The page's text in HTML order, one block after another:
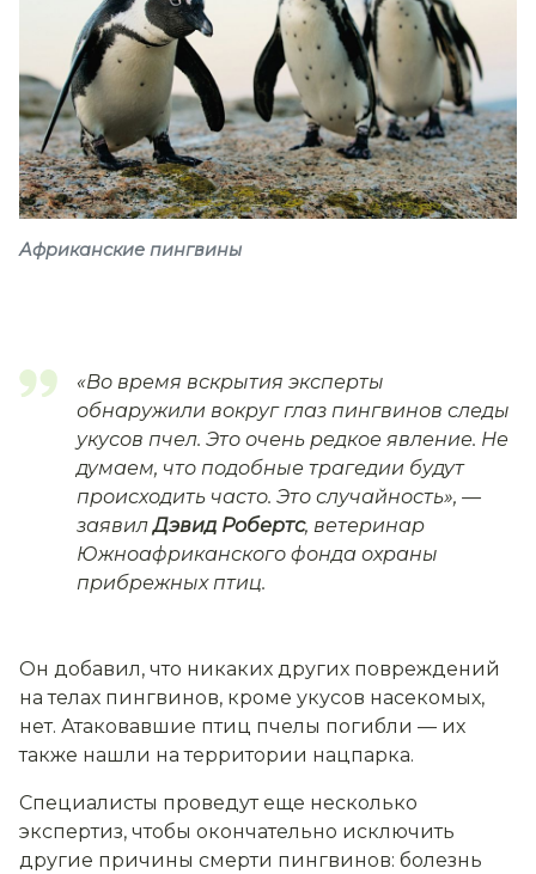
Африканские пингвины
«Во время вскрытия эксперты
обнаружили вокруг глаз пингвинов следы
укусов пчел. Это очень редкое явление. Не
думаем, что подобные трагедии будут
происходить часто. Это случайность», —
заявилДэвид Робертс, ветеринар
Южноафриканского фонда охраны
прибрежных птиц.
Он добавил, что никаких других повреждений
на телах пингвинов, кроме укусов насекомых,
нет. Атаковавшие птиц пчелы погибли — их
также нашли на территории нацпарка.
Специалисты проведут еще несколько
экспертиз, чтобы окончательно исключить
другие причины смерти пингвинов: болезнь